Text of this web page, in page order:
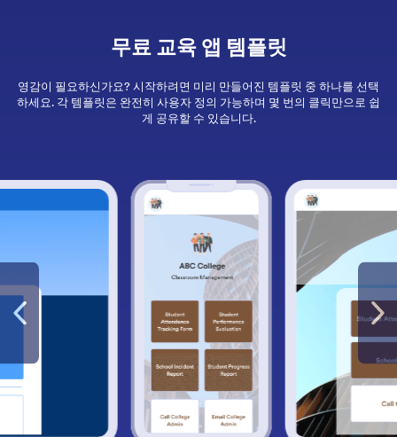
무료 교육 앱 템플릿
영감이 필요하신가요? 시작하려면 미리 만들어진 템플릿 중 하나를 선택
하세요. 각 템플릿은 완전히 사용자 정의 가능하며 몇 번의 클릭만으로 쉽
게 공유할 수 있습니다.